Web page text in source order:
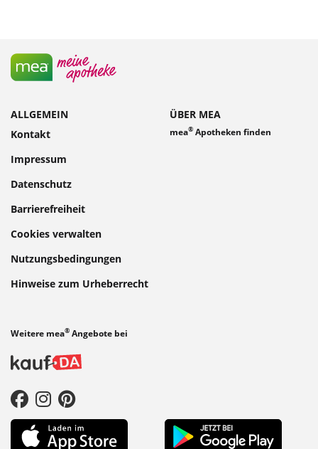
ALLGEMEIN
Kontakt
Impressum
Datenschutz
Barrierefreiheit
Cookies verwalten
Nutzungsbedingungen
Hinweise zum Urheberrecht
ÜBER MEA
mea® Apotheken finden
Weitere mea® Angebote bei